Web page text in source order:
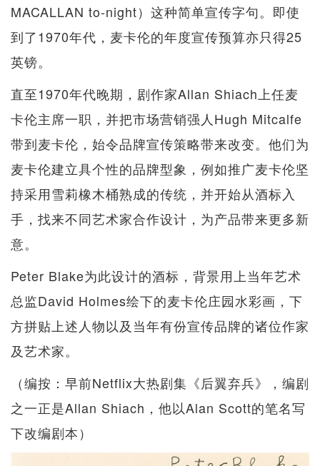
MACALLAN to-night）这种简单宣传字句。即使
到了1970年代，麦卡伦的年度宣传预算亦只得25
英镑。
直至1970年代晚期，剧作家Allan Shiach上任麦
卡伦主席一职，并把市场营销强人Hugh Mitcalfe
带到麦卡伦，始令品牌宣传策略带来改变。他们为
麦卡伦建立具个性的品牌型象，例如推广麦卡伦坚
持采用雪莉橡木桶熟成的传统，并开始从酒标入
手，找来不同艺术家合作设计，为产品带来更多新
意。
Peter Blake为此设计的酒标，背景用上当年艺术
总监David Holmes绘下的麦卡伦庄园水彩画，下
方拼贴上述人物以及当年有份宣传品牌的诸位作家
及艺术家。
（编按：早前Netflix大热剧集《后翼弃兵》，编剧
之一正是Allan Shiach，他以Alan Scott的笔名写
下改编剧本）